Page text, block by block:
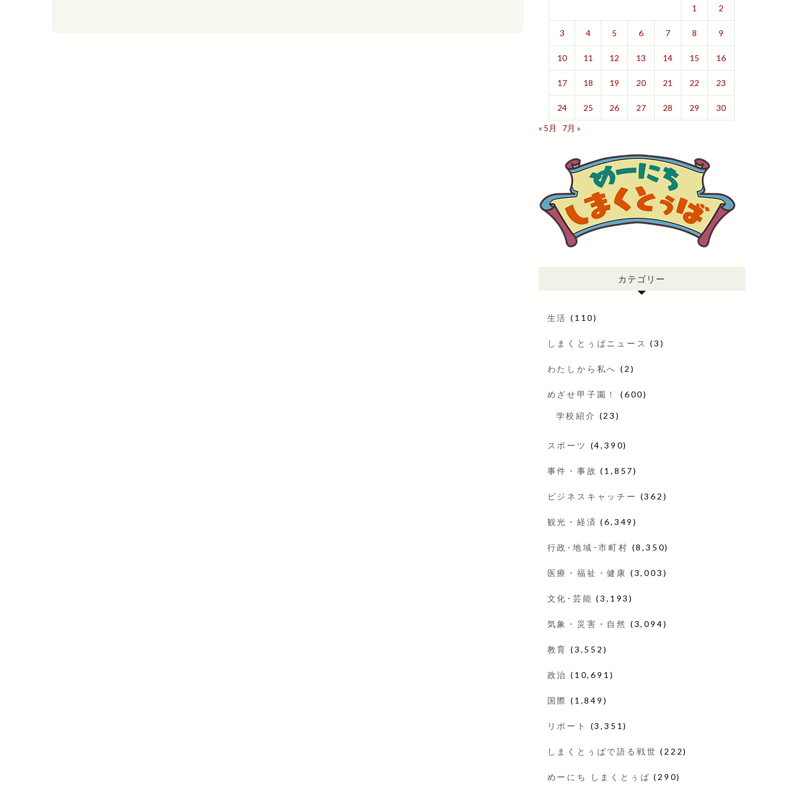
1 2
3 4 5 6 7 8 9
10 11 12 13 14 15 16
17 18 19 20 21 22 23
24 25 26 27 28 29
30
« 5月
7月 »
カテゴリー
生活 (110)
しまくとぅばニュース (3)
わたしから私へ (2)
めざせ甲子園！ (600)
学校紹介 (23)
スポーツ (4,390)
事件・事故 (1,857)
ビジネスキャッチー (362)
観光・経済 (6,349)
行政･地域･市町村 (8,350)
医療・福祉・健康 (3,003)
文化･芸能 (3,193)
気象・災害・自然 (3,094)
教育 (3,552)
政治 (10,691)
国際 (1,849)
リポート (3,351)
しまくとぅばで語る戦世 (222)
めーにち しまくとぅば (290)